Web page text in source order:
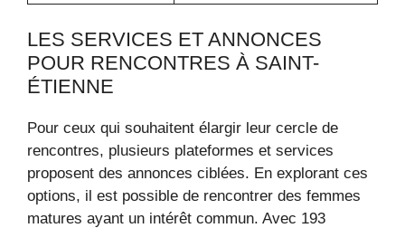
LES SERVICES ET ANNONCES
POUR RENCONTRES À SAINT-
ÉTIENNE
Pour ceux qui souhaitent élargir leur cercle de
rencontres, plusieurs plateformes et services
proposent des annonces ciblées. En explorant ces
options, il est possible de rencontrer des femmes
matures ayant un intérêt commun. Avec 193